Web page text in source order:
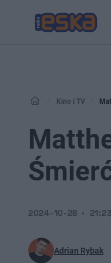
Kino i TV
Adrian Rybak
2024-10-28 21:23